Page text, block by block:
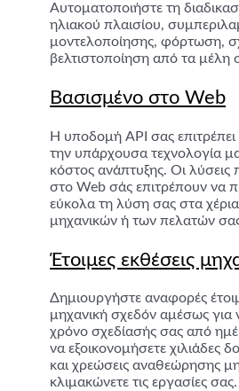
Αυτοματοποιήστε τη
ηλιακού πλαισίου,
μοντελοποίησης, φόρτωση,
βελτιστοποίηση από τα μέλη
Βασισμένο στο Web
Η υποδομή API σας επιτρέπει
την υπάρχουσα τεχνολογία
κόστος ανάπτυξης. Οι λύσεις
στο Web σάς επιτρέπουν να
εύκολα τη λύση σας στα
μηχανικών ή των πελατών
Έτοιμες εκθέσεις
Δημιουργήστε αναφορές
μηχανική σχεδόν αμέσως για
χρόνο σχεδίασής σας από
να εξοικονομήσετε χιλιάδες
και χρεώσεις αναθεώρησης
κλιμακώνετε τις εργασίες σας.